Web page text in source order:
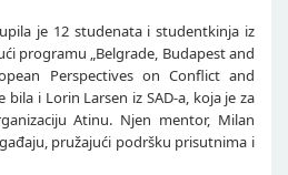
je 12 studenata i studentkinja iz
programu „Belgrade, Budapest and
Perspectives on Conflict and
bila i Lorin Larsen iz SAD-a, koja je za
Atinu. Njen mentor, Milan
pružajući podršku prisutnima i